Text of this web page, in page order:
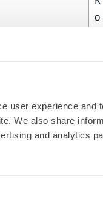
user experience and
We also share
and analytics
o
t
r
a